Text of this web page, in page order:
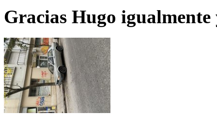
Gracias Hugo igualmente